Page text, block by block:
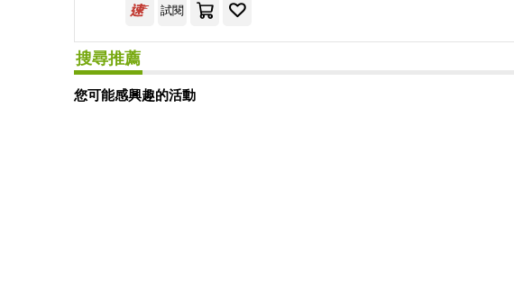
試閱
搜尋推薦
您可能感興趣的活動